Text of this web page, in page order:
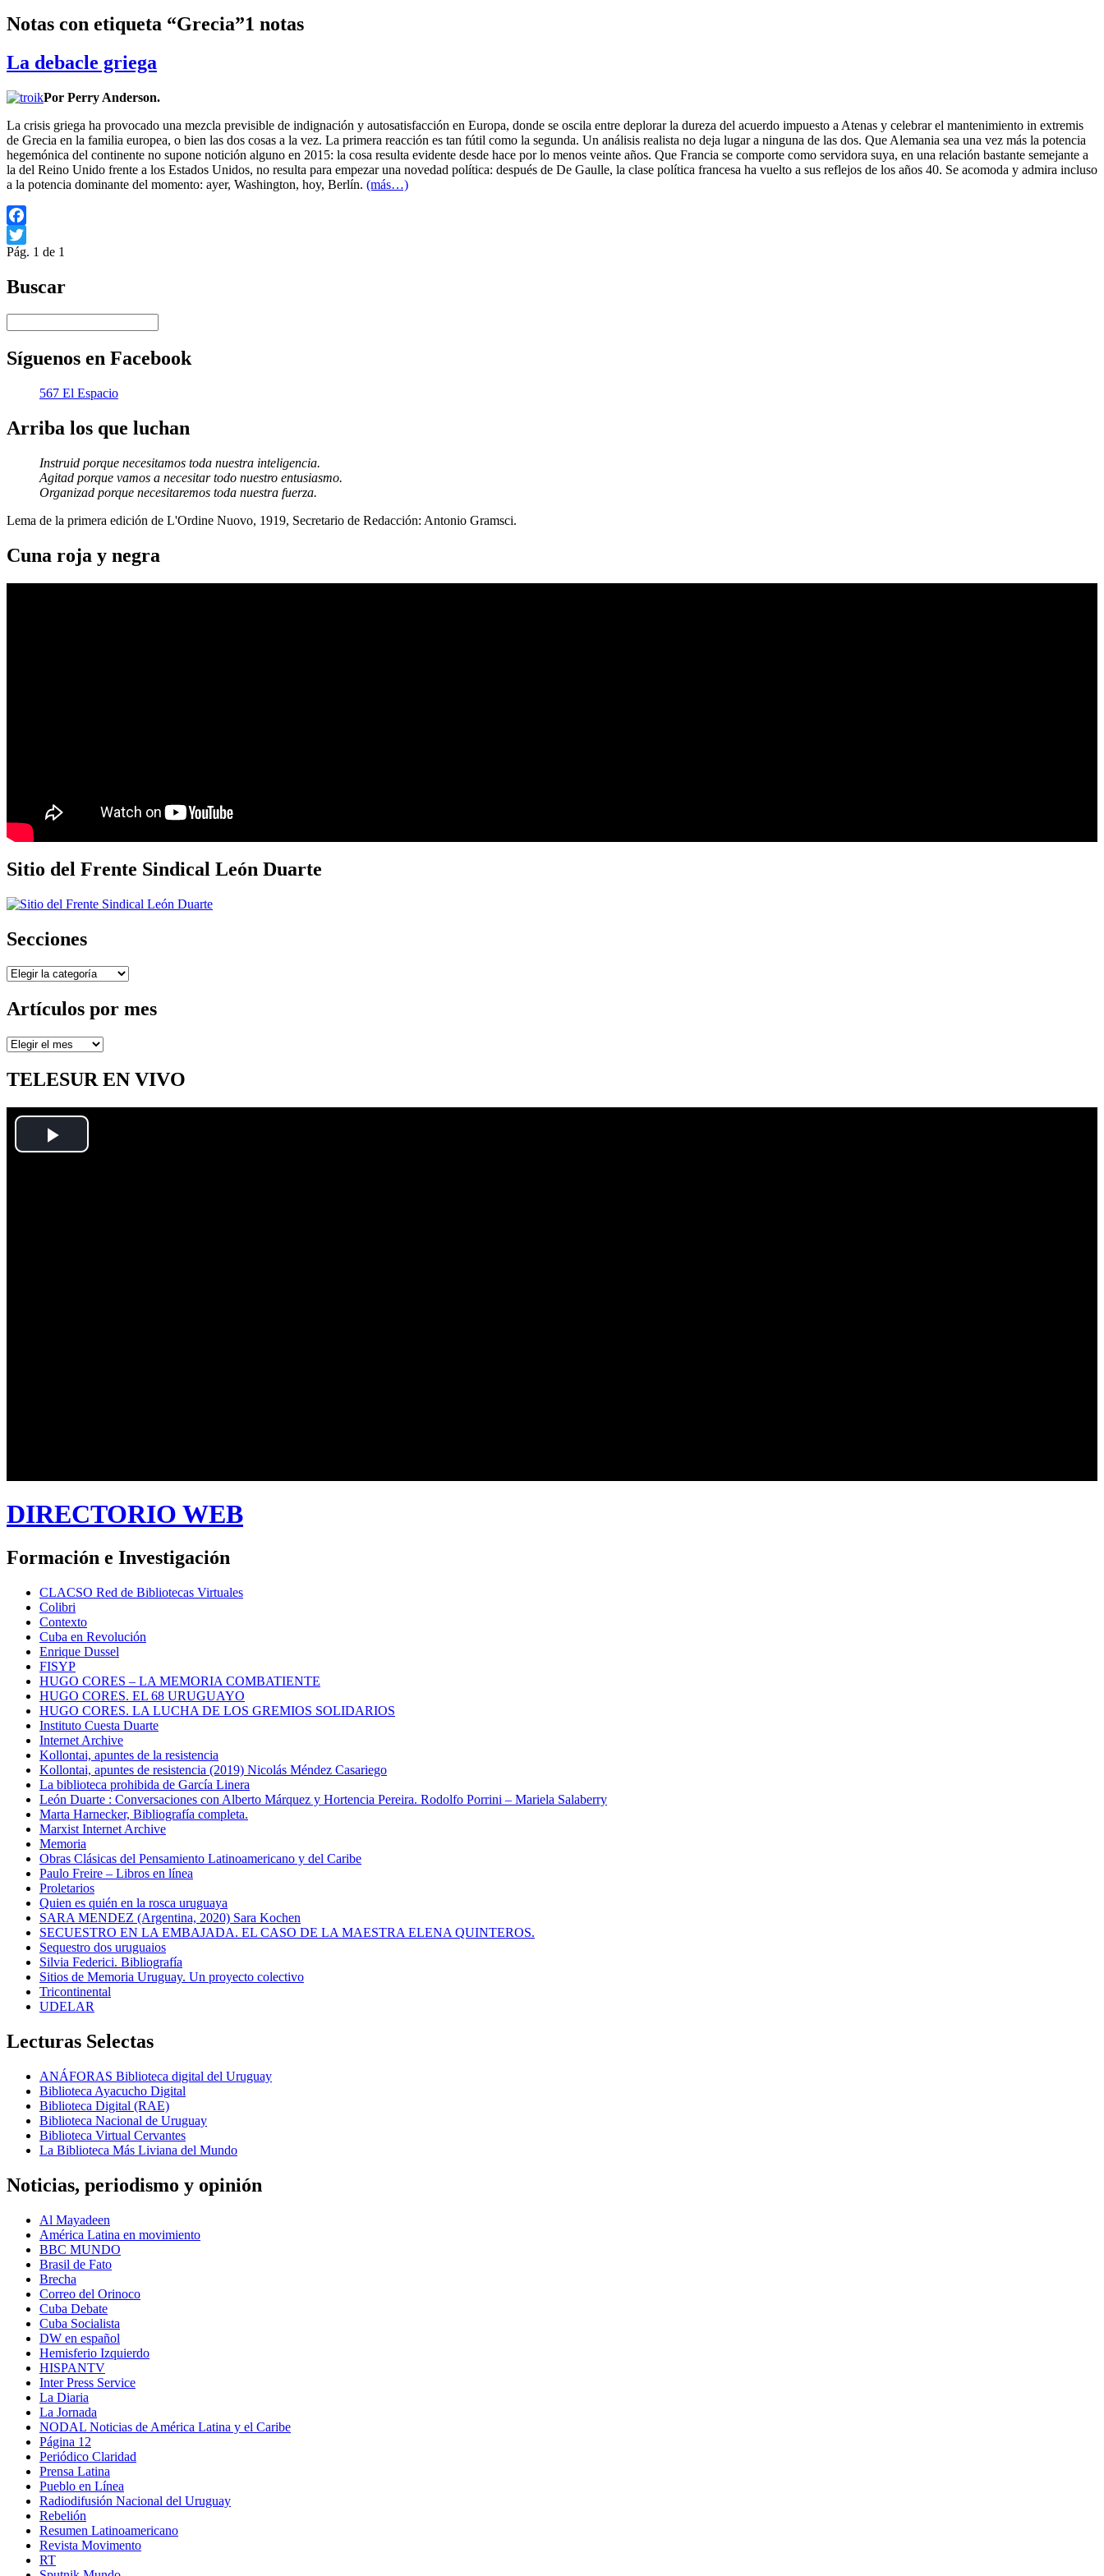
Notas con etiqueta “Grecia”1 notas
La debacle griega
Por Perry Anderson.
La crisis griega ha provocado una mezcla previsible de indignación y autosatisfacción en Europa, donde se oscila entre deplorar la dureza del acuerdo impuesto a Atenas y celebrar el mantenimiento in extremis
de Grecia en la familia europea, o bien las dos cosas a la vez. La primera reacción es tan fútil como la segunda. Un análisis realista no deja lugar a ninguna de las dos. Que Alemania sea una vez más la potencia
hegemónica del continente no supone notición alguno en 2015: la cosa resulta evidente desde hace por lo menos veinte años. Que Francia se comporte como servidora suya, en una relación bastante semejante a
la del Reino Unido frente a los Estados Unidos, no resulta para empezar una novedad política: después de De Gaulle, la clase política francesa ha vuelto a sus reflejos de los años 40. Se acomoda y admira incluso
a la potencia dominante del momento: ayer, Washington, hoy, Berlín. (más…)
Facebook
Twitter
Pág. 1 de 1
Buscar
Síguenos en Facebook
567 El Espacio
Arriba los que luchan
Instruid porque necesitamos toda nuestra inteligencia.
Agitad porque vamos a necesitar todo nuestro entusiasmo.
Organizad porque necesitaremos toda nuestra fuerza.
Lema de la primera edición de L'Ordine Nuovo, 1919, Secretario de Redacción: Antonio Gramsci.
Cuna roja y negra
Sitio del Frente Sindical León Duarte
Secciones
Secciones
Artículos por mes
Artículos
mes
TELESUR EN VIVO
DIRECTORIO WEB
Formación e Investigación
CLACSO Red de Bibliotecas Virtuales
Colibri
Contexto
Cuba en Revolución
Enrique Dussel
FISYP
HUGO CORES – LA MEMORIA COMBATIENTE
HUGO CORES. EL 68 URUGUAYO
HUGO CORES. LA LUCHA DE LOS GREMIOS SOLIDARIOS
Instituto Cuesta Duarte
Internet Archive
Kollontai, apuntes de la resistencia
Kollontai, apuntes de resistencia (2019) Nicolás Méndez Casariego
La biblioteca prohibida de García Linera
León Duarte : Conversaciones con Alberto Márquez y Hortencia Pereira. Rodolfo Porrini – Mariela Salaberry
Marta Harnecker, Bibliografía completa.
Marxist Internet Archive
Memoria
Obras Clásicas del Pensamiento Latinoamericano y del Caribe
Paulo Freire – Libros en línea
Proletarios
Quien es quién en la rosca uruguaya
SARA MENDEZ (Argentina, 2020) Sara Kochen
SECUESTRO EN LA EMBAJADA. EL CASO DE LA MAESTRA ELENA QUINTEROS.
Sequestro dos uruguaios
Silvia Federici. Bibliografía
Sitios de Memoria Uruguay. Un proyecto colectivo
Tricontinental
UDELAR
Lecturas Selectas
ANÁFORAS Biblioteca digital del Uruguay
Biblioteca Ayacucho Digital
Biblioteca Digital (RAE)
Biblioteca Nacional de Uruguay
Biblioteca Virtual Cervantes
La Biblioteca Más Liviana del Mundo
Noticias, periodismo y opinión
Al Mayadeen
América Latina en movimiento
BBC MUNDO
Brasil de Fato
Brecha
Correo del Orinoco
Cuba Debate
Cuba Socialista
DW en español
Hemisferio Izquierdo
HISPANTV
Inter Press Service
La Diaria
La Jornada
NODAL Noticias de América Latina y el Caribe
Página 12
Periódico Claridad
Prensa Latina
Pueblo en Línea
Radiodifusión Nacional del Uruguay
Rebelión
Resumen Latinoamericano
Revista Movimento
RT